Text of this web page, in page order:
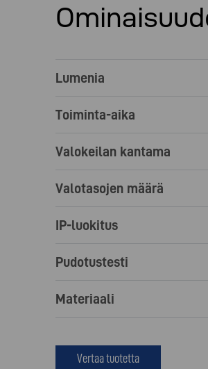
Lumenia
Toiminta-aika
Valokeilan kantama
Valotasojen määrä
IP-luokitus
Pudotustesti
Materiaali
Vertaa tuotetta